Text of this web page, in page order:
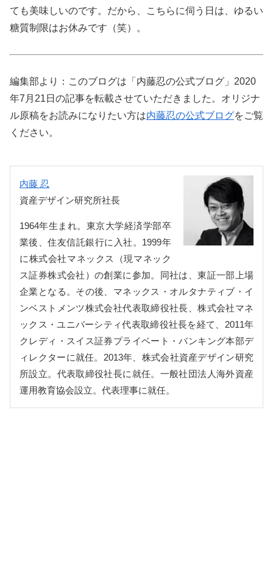
ても美味しいのです。だから、こちらに伺う日は、ゆるい
糖質制限はお休みです（笑）。
編集部より：このブログは「内藤忍の公式ブログ」2020
年7月21日の記事を転載させていただきました。オリジナ
ル原稿をお読みになりたい方は内藤忍の公式ブログをご覧
ください。
内藤 忍
資産デザイン研究所社長
1964年生まれ。東京大学経済学部卒
業後、住友信託銀行に入社。1999年
に株式会社マネックス（現マネック
ス証券株式会社）の創業に参加。同社は、東証一部上場
企業となる。その後、マネックス・オルタナティブ・イ
ンベストメンツ株式会社代表取締役社長、株式会社マネ
ックス・ユニバーシティ代表取締役社長を経て、2011年
クレディ・スイス証券プライベート・バンキング本部デ
ィレクターに就任。2013年、株式会社資産デザイン研究
所設立。代表取締役社長に就任。一般社団法人海外資産
運用教育協会設立。代表理事に就任。